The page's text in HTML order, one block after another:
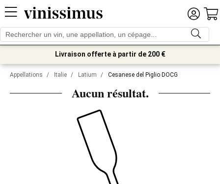
Livraison offerte à partir de 200 €
Appellations / Italie / Latium / Cesanese del Piglio DOCG
Aucun résultat.